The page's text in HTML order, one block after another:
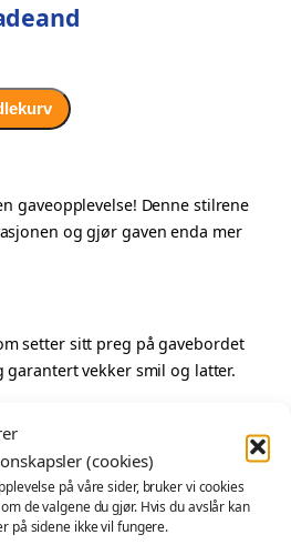
(cookies)
på våre sider, bruker vi cookies
de valgene du gjør. Hvis du avslår kan
på sidene ikke vil fungere.
gaveopplevelse! Denne stilrene
og gjør gaven enda mer
setter sitt preg på gavebordet
garantert vekker smil og latter.
innpakning
nettbutikk
teller
badeanden